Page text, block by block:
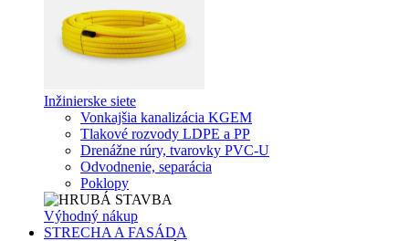
Inžinierske siete
Vonkajšia kanalizácia KGEM
Tlakové rozvody LDPE a PP
Drenážne rúry, tvarovky PVC-U
Odvodnenie, separácia
Poklopy
Výhodný nákup
STRECHA A FASÁDA